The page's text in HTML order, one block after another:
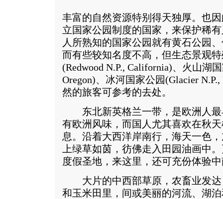
丰富的自然资源特别得天独厚。也
立国家公园制度的国家，来保护稀
人所熟知的国家公园就有黄石公园
而有些较知名度不高，但生态景观
(Redwood N.P., California)、火山湖
Oregon)、冰河国家公园(Glacier
然的旅客可参考的去处。
东北新英格兰一带，是欧洲人最
有欧洲风味，而国人尤其喜欢在秋
息。沿着大西洋岸南行，海天一色
上绿草如茵，彷佛走入田园油画中
度假圣地，来这里，还可充份体验
大片的中西部草原，农畜业发达
和玉米田里，间或美丽的河流、湖